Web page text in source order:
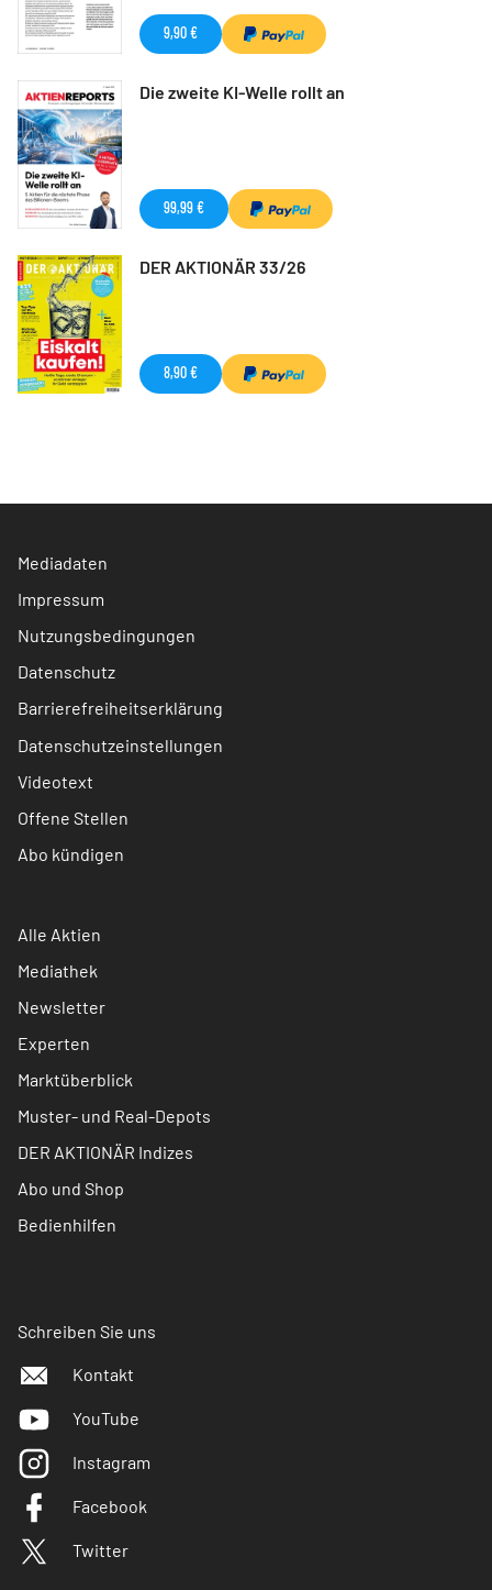
9,90 €
Die zweite KI-Welle rollt an
99,99 €
DER AKTIONÄR 33/26
8,90 €
Mediadaten
Impressum
Nutzungsbedingungen
Datenschutz
Barrierefreiheitserklärung
Datenschutzeinstellungen
Videotext
Offene Stellen
Abo kündigen
Alle Aktien
Mediathek
Newsletter
Experten
Marktüberblick
Muster- und Real-Depots
DER AKTIONÄR Indizes
Abo und Shop
Bedienhilfen
Schreiben Sie uns
Kontakt
YouTube
Instagram
Facebook
Twitter